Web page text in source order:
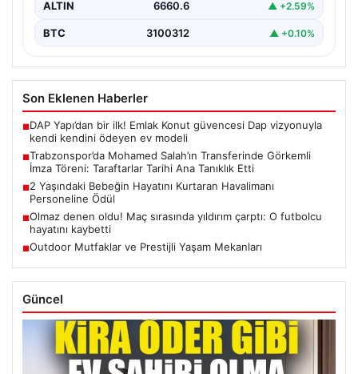
ALTIN 6660.6 ▲ +2.59%
BTC 3100312 ▲ +0.10%
Son Eklenen Haberler
■DAP Yapı’dan bir ilk! Emlak Konut güvencesi Dap vizyonuyla
kendi kendini ödeyen ev modeli
■Trabzonspor’da Mohamed Salah’ın Transferinde Görkemli
İmza Töreni: Taraftarlar Tarihi Ana Tanıklık Etti
■2 Yaşındaki Bebeğin Hayatını Kurtaran Havalimanı
Personeline Ödül
■Olmaz denen oldu! Maç sırasında yıldırım çarptı: O futbolcu
hayatını kaybetti
■Outdoor Mutfaklar ve Prestijli Yaşam Mekanları
Güncel